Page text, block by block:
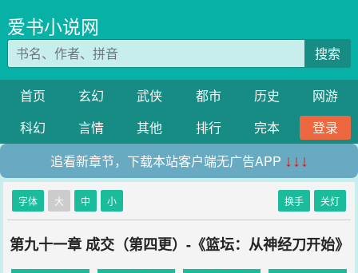
爱书小说网
搜索
首页 玄幻 武侠 都市 历史
网游
科幻
言情 其他 排行 完本
登录
追看新章节，下载本站客户端无广告APP ↓↓↓
字体 大 中 小 换手 关灯
第九十一章 成交（第四更）-《篮坛：从神经刀开始》